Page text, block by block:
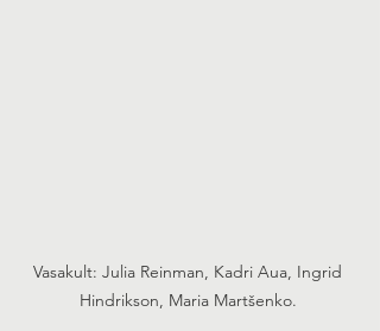
Vasakult: Julia Reinman, Kadri Aua, Ingrid
Hindrikson, Maria Martšenko.